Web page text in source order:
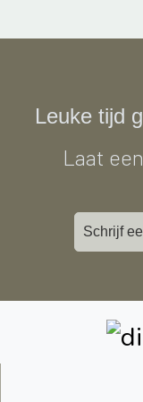
Leuke tijd
Laat
Schrijf